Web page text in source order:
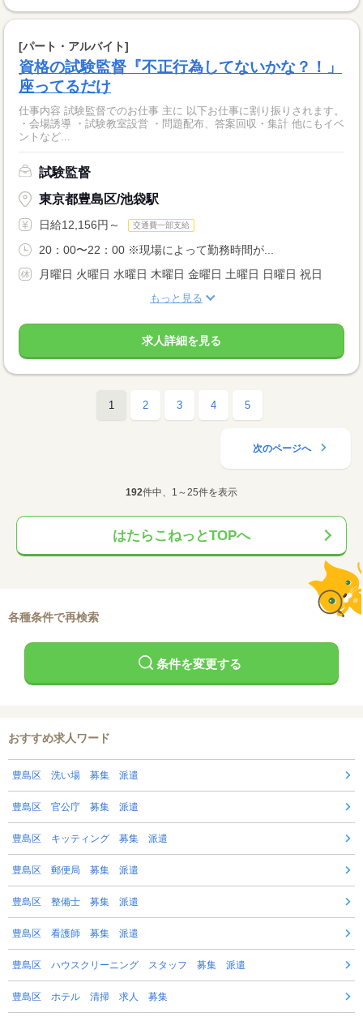
[パート・アルバイト]
資格の試験監督『不正行為してないかな？！」
座ってるだけ
仕事内容 試験監督でのお仕事 主に 以下お仕事に割り振りされます。
・会場誘導 ・試験教室設営 ・問題配布、答案回収・集計 他にもイベ
ントなど...
試験監督
東京都豊島区/池袋駅
日給12,156円～ 交通費一部支給
20：00〜22：00 ※現場によって勤務時間が...
月曜日 火曜日 水曜日 木曜日 金曜日 土曜日 日曜日 祝日
もっと見る
求人詳細を見る
1 2 3 4 5
次のページへ
192件中、1～25件を表示
はたらこねっとTOPへ
各種条件で再検索
条件を変更する
おすすめ求人ワード
豊島区 洗い場 募集 派遣
豊島区 官公庁 募集 派遣
豊島区 キッティング 募集 派遣
豊島区 郵便局 募集 派遣
豊島区 整備士 募集 派遣
豊島区 看護師 募集 派遣
豊島区 ハウスクリーニング スタッフ 募集 派遣
豊島区 ホテル 清掃 求人 募集